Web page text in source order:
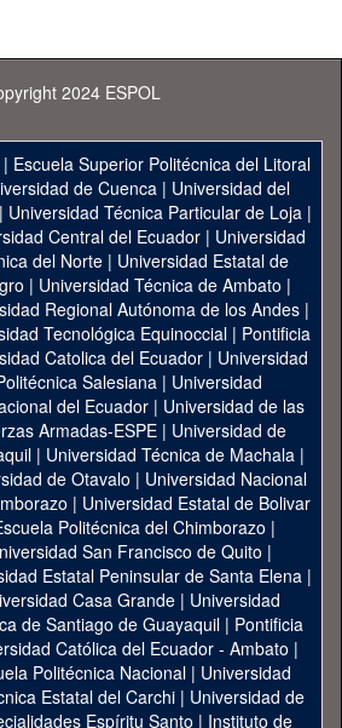
2024 ESPOL
Escuela Superior Politécnica del Litoral
de Cuenca| Universidad del
Universidad Técnica Particular de Loja|
Central del Ecuador| Universidad
del Norte | Universidad Estatal de
| Universidad Técnica de Ambato |
Regional Autónoma de los Andes|
Tecnológica Equinoccial| Pontificia
Catolica del Ecuador | Universidad
Salesiana | Universidad
del Ecuador | Universidad de las
Armadas-ESPE | Universidad de
| Universidad Técnica de Machala|
de Otavalo | Universidad Nacional
| Universidad Estatal de Bolivar
Politécnica del Chimborazo |
San Francisco de Quito |
Estatal Peninsular de Santa Elena|
Casa Grande | Universidad
de Santiago de Guayaquil| Pontificia
Católica del Ecuador - Ambato |
Politécnica Nacional| Universidad
Estatal del Carchi| Universidad de
Espíritu Santo | Instituto de